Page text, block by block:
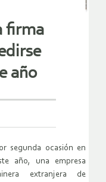
firma
año
segunda ocasión en
año, una empresa
extranjera de